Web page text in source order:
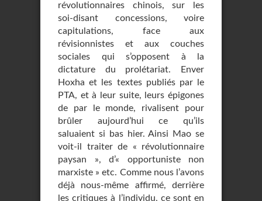
révolutionnaires chinois, sur les
soi-disant concessions, voire
capitulations, face aux
révisionnistes et aux couches
sociales qui s’opposent à la
dictature du prolétariat. Enver
Hoxha et les textes publiés par le
PTA, et à leur suite, leurs épigones
de par le monde, rivalisent pour
brûler aujourd’hui ce qu’ils
saluaient si bas hier. Ainsi Mao se
voit-il traiter de « révolutionnaire
paysan », d’« opportuniste non
marxiste » etc. Comme nous l’avons
déjà nous-même affirmé, derrière
les critiques à l’individu, ce sont en